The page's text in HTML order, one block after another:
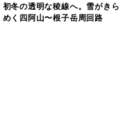
初冬の透明な稜線へ。雪がきら
めく四阿山〜根子岳周回路